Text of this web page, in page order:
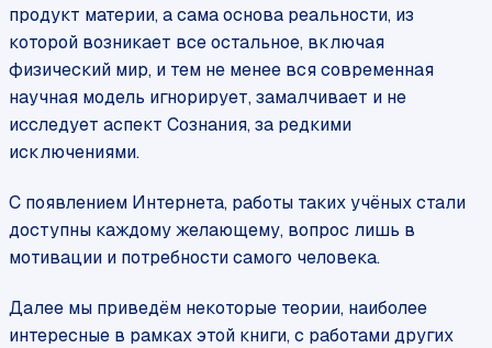
продукт материи, а сама основа реальности, из
которой возникает все остальное, включая
физический мир, и тем не менее вся современная
научная модель игнорирует, замалчивает и не
исследует аспект Сознания, за редкими
исключениями.
С появлением Интернета, работы таких учёных стали
доступны каждому желающему, вопрос лишь в
мотивации и потребности самого человека.
Далее мы приведём некоторые теории, наиболее
интересные в рамках этой книги, с работами других